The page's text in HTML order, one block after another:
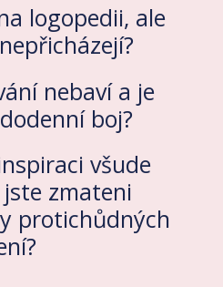
logopedii, ale
nebaví a je
boj?
všude
zmateni
protichůdných